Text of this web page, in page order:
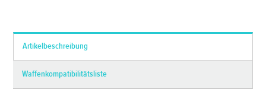
Artikelbeschreibung
Waffenkompatibilitätsliste